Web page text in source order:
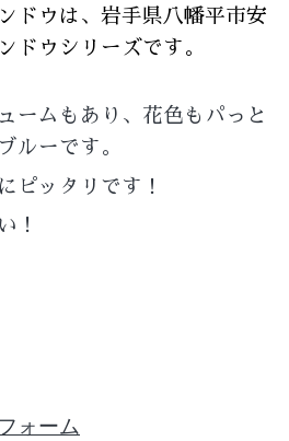
ドウは、岩手県八幡平市安
ドウシリーズです。
ームもあり、花色もパっと
ルーです。
ピッタリです！
！
ォーム